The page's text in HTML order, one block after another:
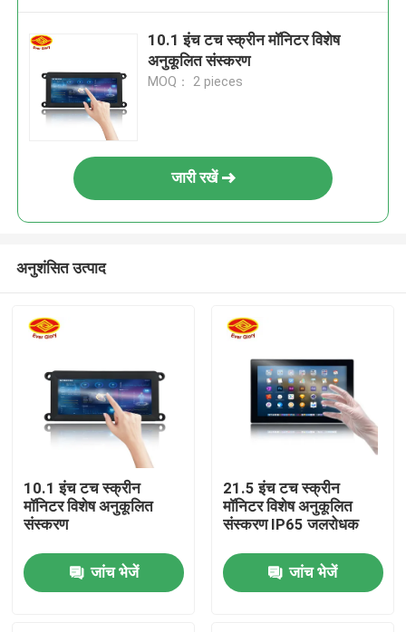
होम
10.1 इंच टच स्क्रीन मॉनिटर विशेष
अनुकूलित संस्करण
MOQ： 2 pieces
जारी रखें
अनुशंसित उत्पाद
10.1 इंच टच स्क्रीन
मॉनिटर विशेष अनुकूलित
संस्करण
जांच भेजें
21.5 इंच टच स्क्रीन
मॉनिटर विशेष अनुकूलित
संस्करण IP65 जलरोधक
जांच भेजें